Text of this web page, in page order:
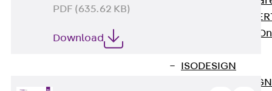
JORDAHL®
JORDAHL® JVB
ISODESIGN
FERBOX®-
PDF (635.62 KB)
Download